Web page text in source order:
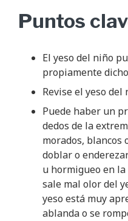
Puntos
El yeso del niño
propiamente
Revise el yeso del
Puede haber un
dedos de la
morados, blancos
doblar o
u hormigueo en
sale mal olor del
yeso está muy
ablanda o se